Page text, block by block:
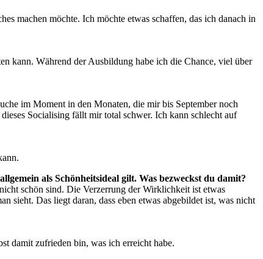
machen möchte. Ich möchte etwas schaffen, das ich danach in
kann. Während der Ausbildung habe ich die Chance, viel über
im Moment in den Monaten, die mir bis September noch
Socialising fällt mir total schwer. Ich kann schlecht auf
als Schönheitsideal gilt. Was bezweckst du damit?
schön sind. Die Verzerrung der Wirklichkeit ist etwas
sieht. Das liegt daran, dass eben etwas abgebildet ist, was nicht
damit zufrieden bin, was ich erreicht habe.